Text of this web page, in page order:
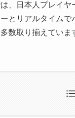
、日本人プレイ
とリアルタイム
数取り揃えていま